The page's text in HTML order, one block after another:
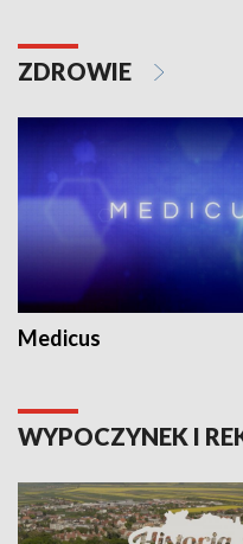
ZDROWIE
Medicus
WYPOCZYNEK I